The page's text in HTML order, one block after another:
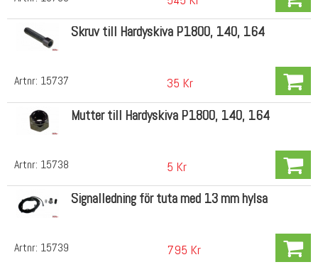
Artnr: 15737
Skruv till Hardyskiva P1800, 140, 164
35 Kr
Artnr: 15738
Mutter till Hardyskiva P1800, 140, 164
5 Kr
Artnr: 15739
Signalledning för tuta med 13 mm hylsa
795 Kr